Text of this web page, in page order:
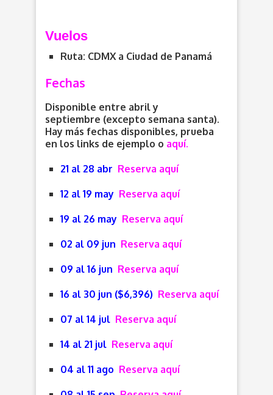
Vuelos
Ruta: CDMX a Ciudad de Panamá
Fechas
Disponible entre abril y
septiembre (excepto semana santa).
Hay más fechas disponibles, prueba
en los links de ejemplo o aquí.
21 al 28 abr Reserva aquí
12 al 19 may Reserva aquí
19 al 26 may Reserva aquí
02 al 09 jun Reserva aquí
09 al 16 jun Reserva aquí
16 al 30 jun ($6,396) Reserva aquí
07 al 14 jul Reserva aquí
14 al 21 jul Reserva aquí
04 al 11 ago Reserva aquí